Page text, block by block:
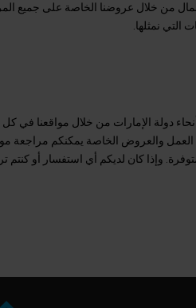
من خلال عروضنا الخاصة على جميع
التي نمثلها.
دولة الإمارات من خلال مواقعنا في
والعروض الخاصة يمكنكم مراجعة
وإذا كان لديكم أي استفسار أو